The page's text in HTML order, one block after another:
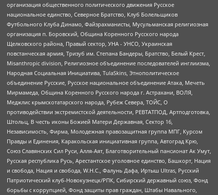
организация общественного политического движения Русское
национальное единство, Северное Братство, Клуб Болельщиков
Футбольного Клуба Динамо, Файзрахманисты, Мусульманская религиозная
организация п. Боровский, Община Коренного Русского народа
Щелковского района, Правый сектор, УНА - УНСО, Украинская
повстанческая армия, Тризуб им. Степана Бандеры, Братство, Белый Крест,
Misanthropic division, Религиозное объединение последователей инглиизма,
Народная Социальная Инициатива, TulaSkins, Этнополитическое
объединение Русские, Русское национальное объединение Атака, Мечеть
Мирмамеда, Община Коренного Русского народа г. Астрахани, ВОЛЯ,
Меджлис крымскотатарского народа, Рубеж Севера, ТОЙС, О
противодействии экстремистской деятельности, РЕВТАТПОД, Артподготовка,
Штольц, В честь иконы Божией Матери Державная, Сектор 16,
Независимость, Фирма, Молодежная правозащитная группа МПГ, Курсом
Правды и Единения, Каракольская инициативная группа, Автоград Крю,
Союз Славянских Сил Руси, Алля-Аят, Благотворительный пансионат Ак Умут,
Русская республика Русь, Арестантское уголовное единство, Башкорт, Нация
и свобода, Нация и свобода, W.H.С., Фалунь Дафа, Иртыш Ultras, Русский
Патриотический клуб-Новокузнецк/РПК, Сибирский державный союз, Фонд
борьбы с коррупцией, Фонд защиты прав граждан, Штабы Навального,